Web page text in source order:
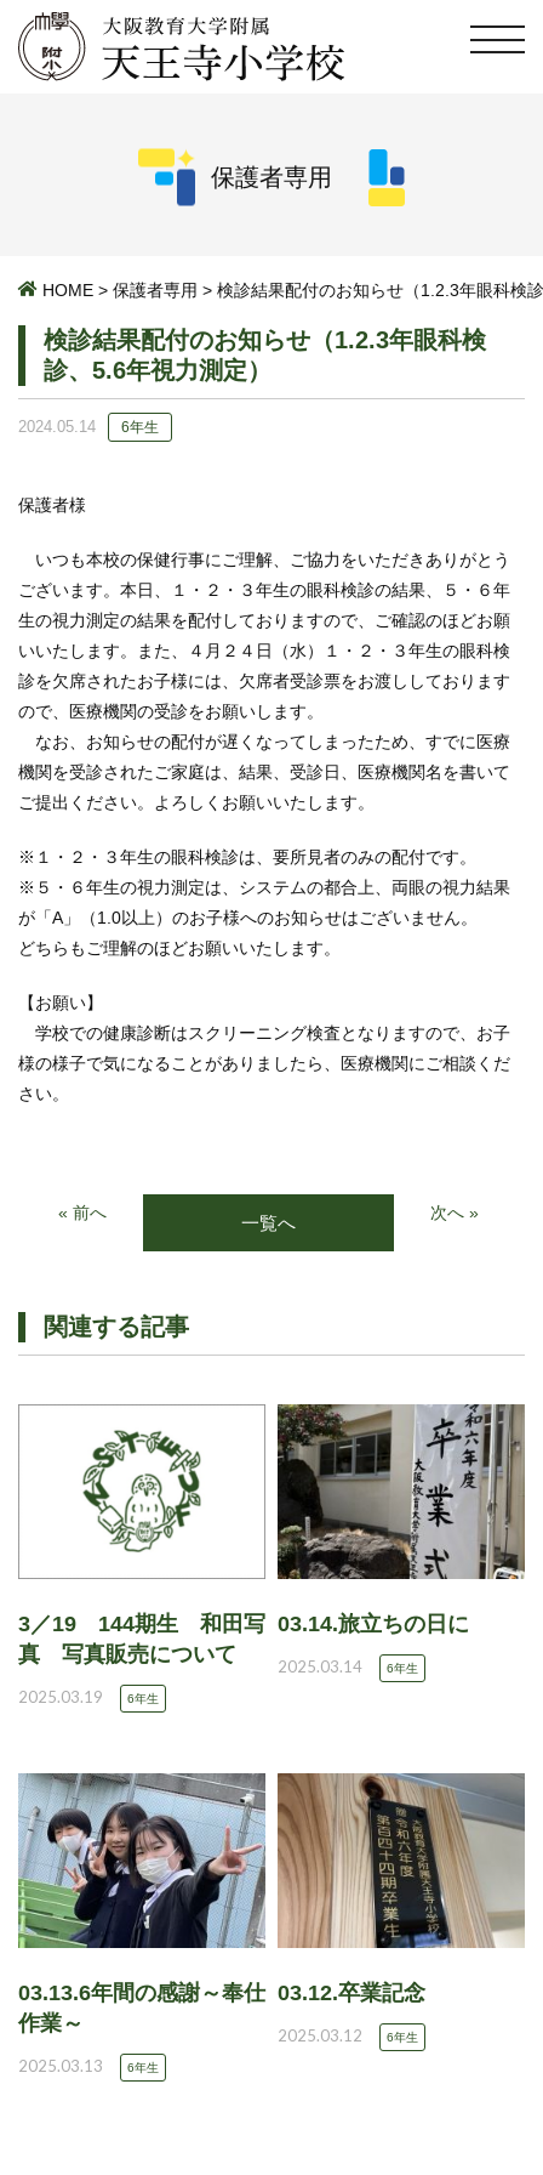
保護者専用
HOME > 保護者専用 > 検診結果配付のお知らせ（1.2.3年眼科検
検診結果配付のお知らせ（1.2.3年眼科検
診、5.6年視力測定）
2024.05.14 6年生
保護者様
いつも本校の保健行事にご理解、ご協力をいただきありがとう
ございます。本日、１・２・３年生の眼科検診の結果、５・６年
生の視力測定の結果を配付しておりますので、ご確認のほどお願
いいたします。また、４月２４日（水）１・２・３年生の眼科検
診を欠席されたお子様には、欠席者受診票をお渡ししております
ので、医療機関の受診をお願いします。
なお、お知らせの配付が遅くなってしまったため、すでに医療
機関を受診されたご家庭は、結果、受診日、医療機関名を書いて
ご提出ください。よろしくお願いいたします。
※１・２・３年生の眼科検診は、要所見者のみの配付です。
※５・６年生の視力測定は、システムの都合上、両眼の視力結果
が「A」（1.0以上）のお子様へのお知らせはございません。
どちらもご理解のほどお願いいたします。
【お願い】
学校での健康診断はスクリーニング検査となりますので、お子
様の様子で気になることがありましたら、医療機関にご相談くだ
さい。
« 前へ 一覧へ 次へ »
関連する記事
3／19 144期生 和田写
真 写真販売について
2025.03.19 6年生
03.14.旅立ちの日に
2025.03.14 6年生
03.13.6年間の感謝～奉仕
作業～
2025.03.13 6年生
03.12.卒業記念
2025.03.12 6年生